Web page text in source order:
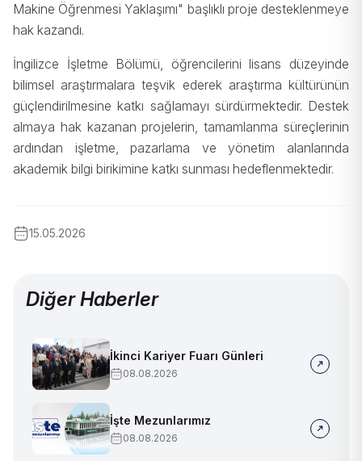
Makine Öğrenmesi Yaklaşımı" başlıklı proje desteklenmeye
hak kazandı.
İngilizce İşletme Bölümü, öğrencilerini lisans düzeyinde
bilimsel araştırmalara teşvik ederek araştırma kültürünün
güçlendirilmesine katkı sağlamayı sürdürmektedir. Destek
almaya hak kazanan projelerin, tamamlanma süreçlerinin
ardından işletme, pazarlama ve yönetim alanlarında
akademik bilgi birikimine katkı sunması hedeflenmektedir.
15.05.2026
Diğer Haberler
İkinci Kariyer Fuarı Günleri
08.08.2026
İşte Mezunlarımız
08.08.2026